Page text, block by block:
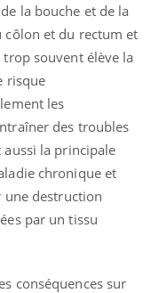
la bouche et de la
côlon et du rectum et
souvent élève la
risque
les
des troubles
aussi la principale
chronique et
une destruction
par un tissu
conséquences sur